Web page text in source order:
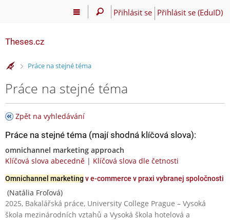
Přihlásit se Přihlásit se (EduID)
Theses.cz
>Práce na stejné téma
Práce na stejné téma
Zpět na vyhledávání
Práce na stejné téma (mají shodná klíčová slova):
omnichannel marketing approach
Klíčová slova abecedně | Klíčová slova dle četnosti
Omnichannel marketing v e-commerce v praxi vybranej spoločnosti
(Natália Froľová)
2025, Bakalářská práce, University College Prague – Vysoká
škola mezinárodních vztahů a Vysoká škola hotelová a